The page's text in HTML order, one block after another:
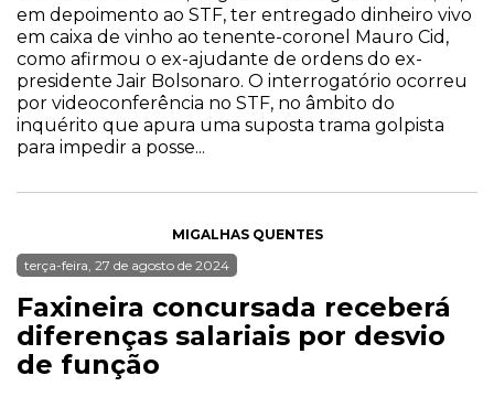
em depoimento ao STF, ter entregado dinheiro vivo
em caixa de vinho ao tenente-coronel Mauro Cid,
como afirmou o ex-ajudante de ordens do ex-
presidente Jair Bolsonaro. O interrogatório ocorreu
por videoconferência no STF, no âmbito do
inquérito que apura uma suposta trama golpista
para impedir a posse...
MIGALHAS QUENTES
terça-feira, 27 de agosto de 2024
Faxineira concursada receberá
diferenças salariais por desvio
de função